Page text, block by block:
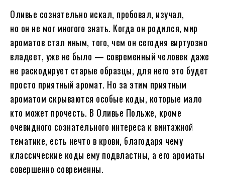
Оливье сознательно искал, пробовал, изучал,
но он не мог многого знать. Когда он родился, мир
ароматов стал иным, того, чем он сегодня виртуозно
владеет, уже не было — современный человек даже
не раскодирует старые образцы, для него это будет
просто приятный аромат. Но за этим приятным
ароматом скрываются особые коды, которые мало
кто может прочесть. В Оливье Польже, кроме
очевидного сознательного интереса к винтажной
тематике, есть нечто в крови, благодаря чему
классические коды ему подвластны, а его ароматы
совершенно современны.